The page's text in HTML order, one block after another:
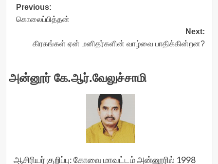
Post
navigation
Previous:
கொலைப்பித்தன்
Next:
கிரகங்கள் ஏன் மனிதர்களின் வாழ்வை பாதிக்கின்றன?
அன்னூர் கே.ஆர்.வேலுச்சாமி
ஆசிரியர் குறிப்பு: கோவை மாவட்டம் அன்னூரில் 1998